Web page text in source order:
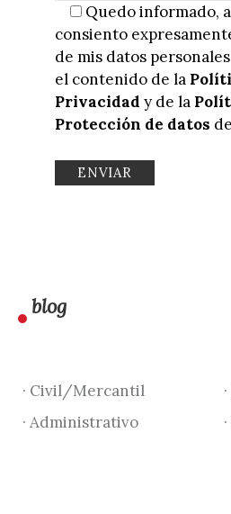
Quedo informado,
consiento
de mis datos
el contenido de la
Privacidad y de la
Protección de datos
blog
· Civil/Mercantil
· Administrativo